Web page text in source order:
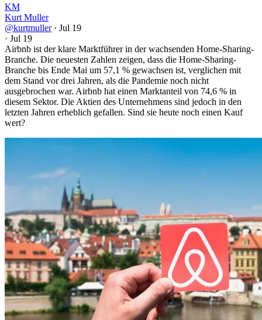
KM
Kurt Muller
@kurtmuller · Jul 19
· Jul 19
Airbnb ist der klare Marktführer in der wachsenden Home-Sharing-
Branche. Die neuesten Zahlen zeigen, dass die Home-Sharing-
Branche bis Ende Mai um 57,1 % gewachsen ist, verglichen mit
dem Stand vor drei Jahren, als die Pandemie noch nicht
ausgebrochen war. Airbnb hat einen Marktanteil von 74,6 % in
diesem Sektor. Die Aktien des Unternehmens sind jedoch in den
letzten Jahren erheblich gefallen. Sind sie heute noch einen Kauf
wert?